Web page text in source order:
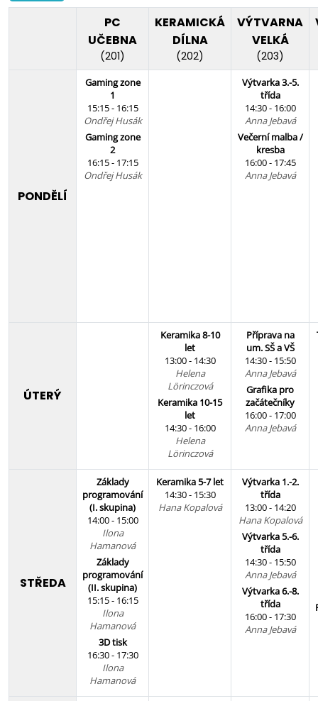
PC
UČEBNA
(201)
KERAMICKÁ
DÍLNA
(202)
VÝTVARNA
VELKÁ
(203)
PONDĚLÍ
Gaming zone
1
15:15 - 16:15
Ondřej Husák
Gaming zone
2
16:15 - 17:15
Ondřej Husák
Výtvarka 3.-5.
třída
14:30 - 16:00
Anna Jebavá
Večerní malba /
kresba
16:00 - 17:45
Anna Jebavá
ÚTERÝ
Keramika 8-10
let
13:00 - 14:30
Helena
Lörinczová
Keramika 10-15
let
14:30 - 16:00
Helena
Lörinczová
Příprava na
um. SŠ a VŠ
14:30 - 15:50
Anna Jebavá
Grafika pro
začátečníky
16:00 - 17:00
Anna Jebavá
STŘEDA
Základy
programování
(I. skupina)
14:00 - 15:00
Ilona
Hamanová
Základy
programování
(II. skupina)
15:15 - 16:15
Ilona
Hamanová
3D tisk
16:30 - 17:30
Ilona
Hamanová
Keramika 5-7 let
14:30 - 15:30
Hana Kopalová
Výtvarka 1.-2.
třída
13:00 - 14:20
Hana Kopalová
Výtvarka 5.-6.
třída
14:30 - 15:50
Anna Jebavá
Výtvarka 6.-8.
třída
16:00 - 17:30
Anna Jebavá